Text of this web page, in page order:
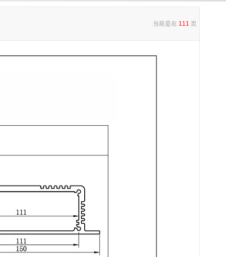
当前是在 111 页